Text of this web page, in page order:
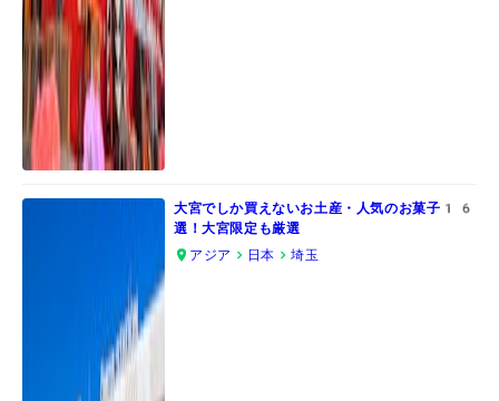
大宮でしか買えないお土産・人気のお菓子​16
選！大宮限定も厳選
アジア
日本 埼玉